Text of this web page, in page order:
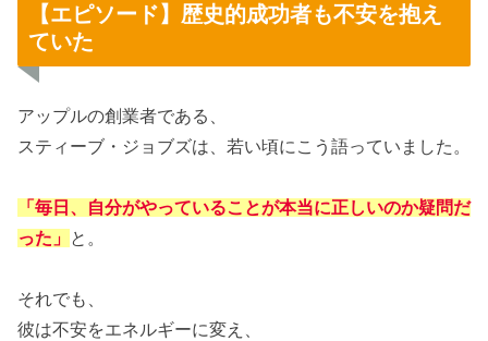
【エピソード】歴史的成功者も不安を抱え
ていた
アップルの創業者である、
スティーブ・ジョブズは、若い頃にこう語っていました。
「毎日、自分がやっていることが本当に正しいのか疑問だ
った」 と。
それでも、
彼は不安をエネルギーに変え、